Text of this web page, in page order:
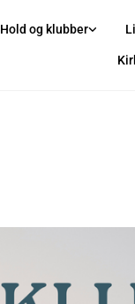
Hold og klubber